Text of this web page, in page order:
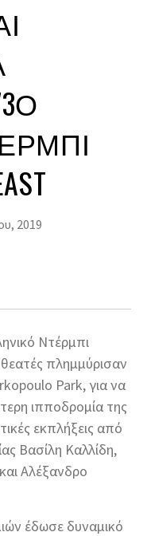
2019
Ντέρμπι
πλημμύρισαν
Park, για να
ιπποδρομία της
εκπλήξεις από
Βασίλη Καλλίδη,
Αλέξανδρο
έδωσε δυναμικό